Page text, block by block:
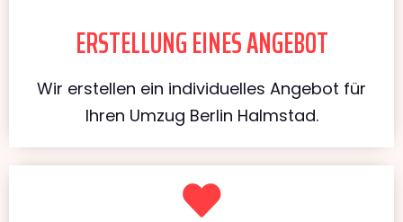
ERSTELLUNG EINES ANGEBOT
Wir erstellen ein individuelles Angebot für
Ihren Umzug Berlin Halmstad.